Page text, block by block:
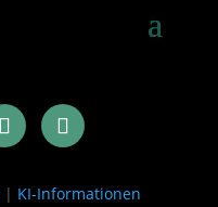
| KI-Informationen